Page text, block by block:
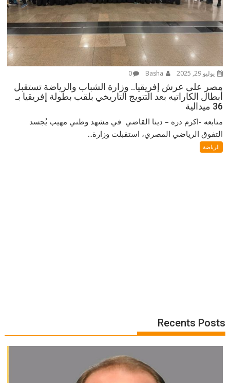
يوليو 29, 2025 0
مصر على عرش إفريقيا.. وزارة الشباب والرياضة تستقبل
أبطال الكاراتيه بعد التتويج التاريخي بلقب بطولة إفريقيا بـ
36 ميدالية
متابعه -اكرم دره – دينا القاضي في مشهد وطني مهيب يُجسد
التفوق الرياضي المصري، استقبلت وزارة...
الرياضة
Recents Posts